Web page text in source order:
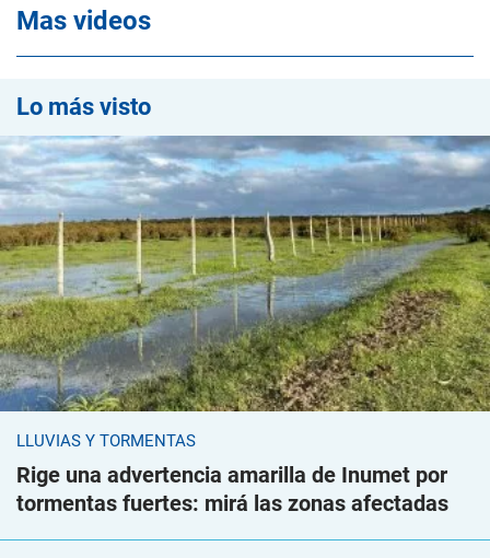
Mas videos
Lo más visto
LLUVIAS Y TORMENTAS
Rige una advertencia amarilla de Inumet por
tormentas fuertes: mirá las zonas afectadas